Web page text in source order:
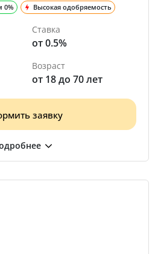
0% Высокая одобряемость
Ставка
от 0.5%
Возраст
от 18 до 70 лет
заявку